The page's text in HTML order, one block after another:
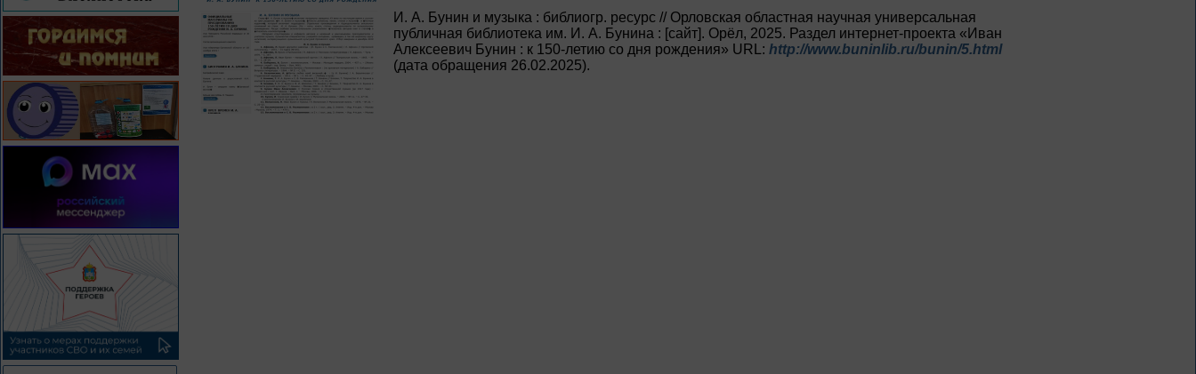
И. А. Бунин и музыка : библиогр. ресурс // Орловская областная научная универсальная
публичная библиотека им. И. А. Бунина : [сайт]. Орёл, 2025. Раздел интернет-проекта «Иван
Алексеевич Бунин : к 150-летию со дня рождения» URL: http://www.buninlib.ru/bunin/5.html
(дата обращения 26.02.2025).